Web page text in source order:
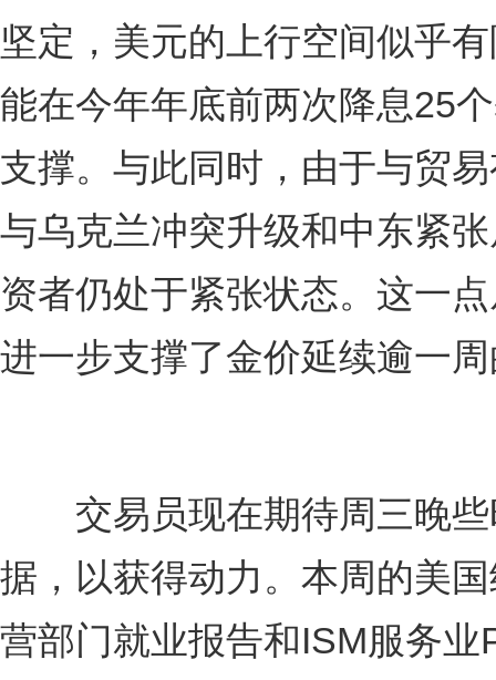
坚定，美元的上行空间似乎
能在今年年底前两次降息25
支撑。与此同时，由于与贸
与乌克兰冲突升级和中东紧
资者仍处于紧张状态。这一
进一步支撑了金价延续逾一
交易员现在期待周三晚些
据，以获得动力。本周的美
营部门就业报告和ISM服务